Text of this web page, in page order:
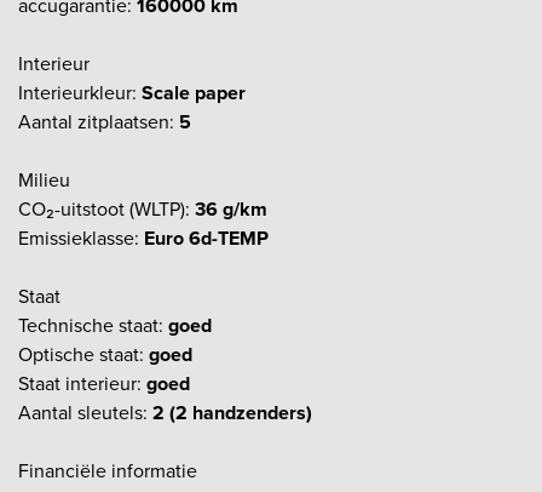
Interieur
Interieurkleur: Scale paper
Aantal zitplaatsen: 5
Milieu
CO₂-uitstoot (WLTP): 36 g/km
Emissieklasse: Euro 6d-TEMP
Staat
Technische staat: goed
Optische staat: goed
Staat interieur: goed
Aantal sleutels: 2 (2 handzenders)
Financiële informatie